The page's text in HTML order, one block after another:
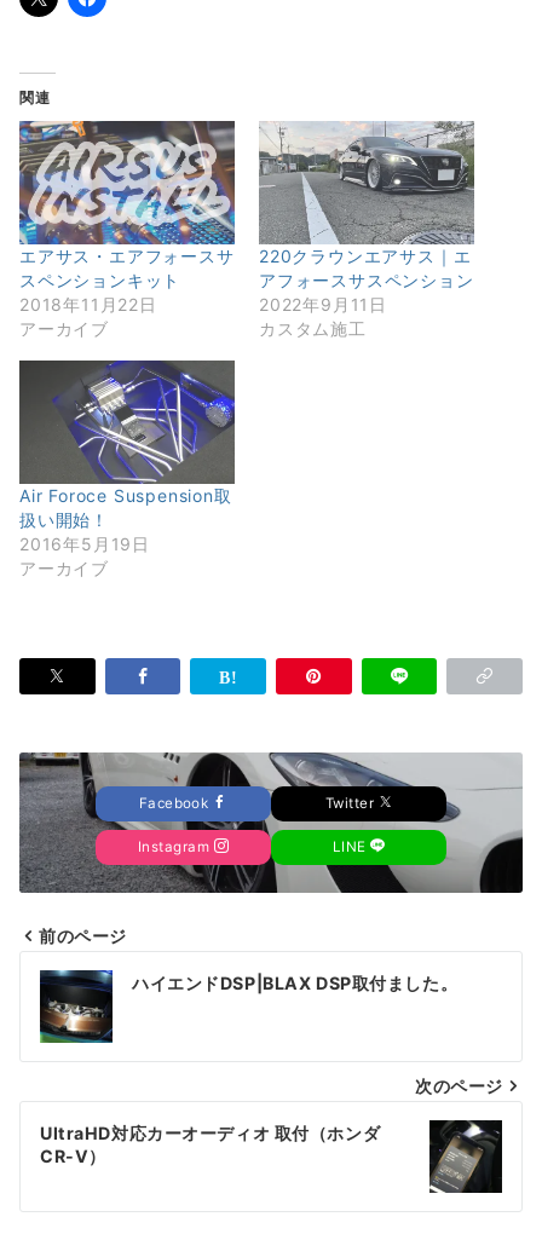
関連
エアサス・エアフォースサ
スペンションキット
2018年11月22日
アーカイブ
220クラウンエアサス｜エ
アフォースサスペンション
2022年9月11日
カスタム施工
Air Foroce Suspension取
扱い開始！
2016年5月19日
アーカイブ
Facebook Twitter
Instagram LINE
投
稿
ナ
ビ
ゲ
シ
前のページ
ハイエンドDSP|BLAX DSP取付ました。
次のページ
UltraHD対応カーオーディオ 取付（ホンダ
CR-V）